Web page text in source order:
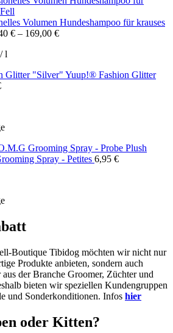
Volumen Hundeshampoo für krauses
€ – 169,00 €
/l
Yuup!® Fashion Glitter
Plush
Spray - Petites 6,95 €
Boutique Tibidog möchten wir nicht nur
Produkte anbieten, sondern auch
der Branche Groomer, Züchter und
bieten wir speziellen Kundengruppen
und Sonderkonditionen. Infos hier
oder Kitten?